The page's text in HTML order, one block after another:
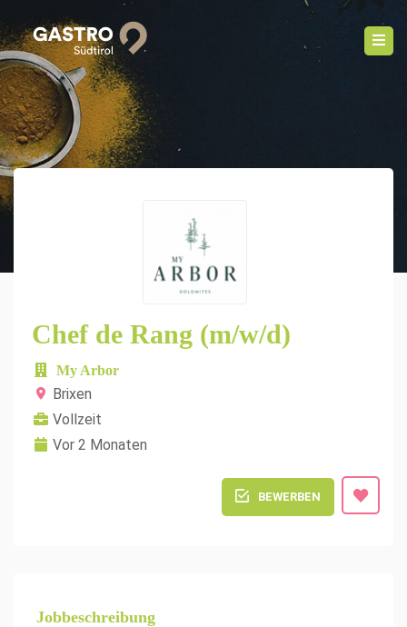
Chef de Rang (m/w/d)
My Arbor
Brixen
Vollzeit
Vor 2 Monaten
BEWERBEN
Jobbeschreibung